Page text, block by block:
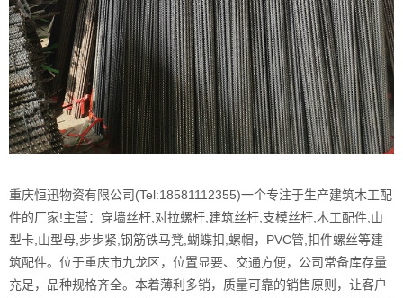
重庆恒迅物资有限公司(Tel:18581112355)一个专注于生产建筑木工配
件的厂家!主营：穿墙丝杆,对拉螺杆,建筑丝杆,支模丝杆,木工配件,山
型卡,山型母,步步紧,钢筋铁马凳,蝴蝶扣,螺帽，PVC管,扣件螺丝等建
筑配件。位于重庆市九龙区，位置显要、交通方便，公司常备库存量
充足，品种规格齐全。本着薄利多销，质量可靠的销售原则，让客户